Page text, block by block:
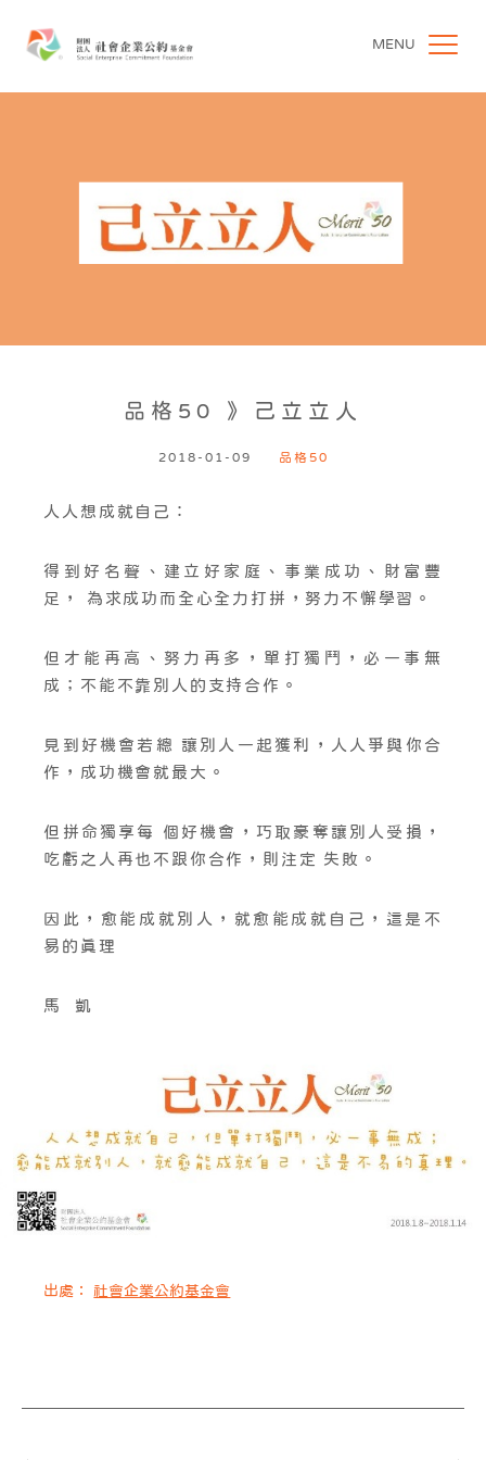
MENU
品格50 》己立立人
2018-01-09 品格50
人人想成就自己：
得到好名聲、建立好家庭、事業成功、財富豐
足， 為求成功而全心全力打拼，努力不懈學習。
但才能再高、努力再多，單打獨鬥，必一事無
成；不能不靠別人的支持合作。
見到好機會若總 讓別人一起獲利，人人爭與你合
作，成功機會就最大。
但拼命獨享每 個好機會，巧取豪奪讓別人受損，
吃虧之人再也不跟你合作，則注定 失敗。
因此，愈能成就別人，就愈能成就自己，這是不
易的真理
馬 凱
出處： 社會企業公約基金會